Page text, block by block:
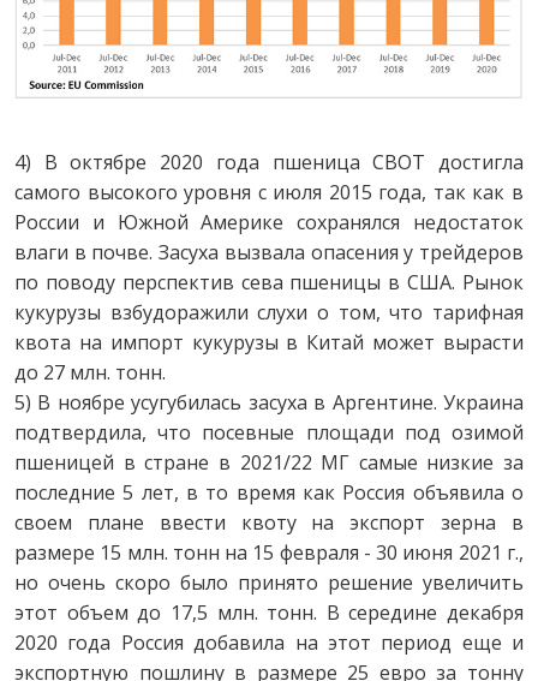
4) В октябре 2020 года пшеница CBOT достигла
самого высокого уровня с июля 2015 года, так как в
России и Южной Америке сохранялся недостаток
влаги в почве. Засуха вызвала опасения у трейдеров
по поводу перспектив сева пшеницы в США. Рынок
кукурузы взбудоражили слухи о том, что тарифная
квота на импорт кукурузы в Китай может вырасти
до 27 млн. тонн.
5) В ноябре усугубилась засуха в Аргентине. Украина
подтвердила, что посевные площади под озимой
пшеницей в стране в 2021/22 МГ самые низкие за
последние 5 лет, в то время как Россия объявила о
своем плане ввести квоту на экспорт зерна в
размере 15 млн. тонн на 15 февраля - 30 июня 2021 г.,
но очень скоро было принято решение увеличить
этот объем до 17,5 млн. тонн. В середине декабря
2020 года Россия добавила на этот период еще и
экспортную пошлину в размере 25 евро за тонну